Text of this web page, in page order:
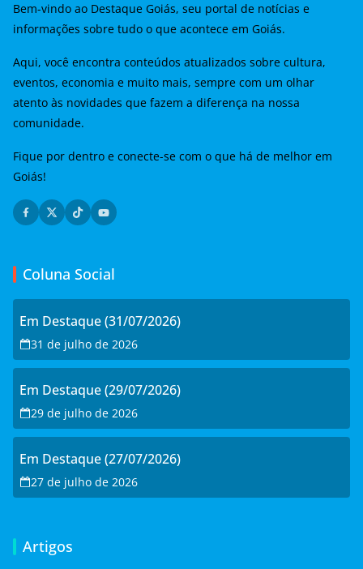
Bem-vindo ao Destaque Goiás, seu portal de notícias e
informações sobre tudo o que acontece em Goiás.
Aqui, você encontra conteúdos atualizados sobre cultura,
eventos, economia e muito mais, sempre com um olhar
atento às novidades que fazem a diferença na nossa
comunidade.
Fique por dentro e conecte-se com o que há de melhor em
Goiás!
Coluna Social
Em Destaque (31/07/2026)
31 de julho de 2026
Em Destaque (29/07/2026)
29 de julho de 2026
Em Destaque (27/07/2026)
27 de julho de 2026
Artigos